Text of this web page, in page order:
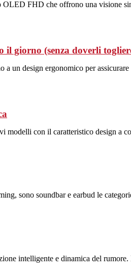
FHD che offrono una visione
giorno (senza doverli
un design ergonomico per
modelli con il caratteristico design a
sono soundbar e earbud le
intelligente e dinamica del